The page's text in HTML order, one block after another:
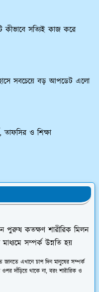
সত্যিই কাজ করে
সবচেয়ে বড় আপডেট এলো
ও শিক্ষা
পুরুষ কতক্ষণ শারীরিক মিলন
সম্পর্ক উন্নতি হয়
জানতে এখানে চাপ দিন মানুষের সম্পর্ক
দাঁড়িয়ে থাকে না, বরং শারীরিক ও